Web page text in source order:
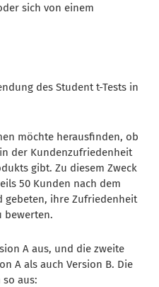
sich von einem
des Student t-Tests in
möchte herausfinden, ob
der Kundenzufriedenheit
gibt. Zu diesem Zweck
50 Kunden nach dem
gebeten, ihre Zufriedenheit
bewerten.
A aus, und die zweite
A als auch Version B. Die
aus: